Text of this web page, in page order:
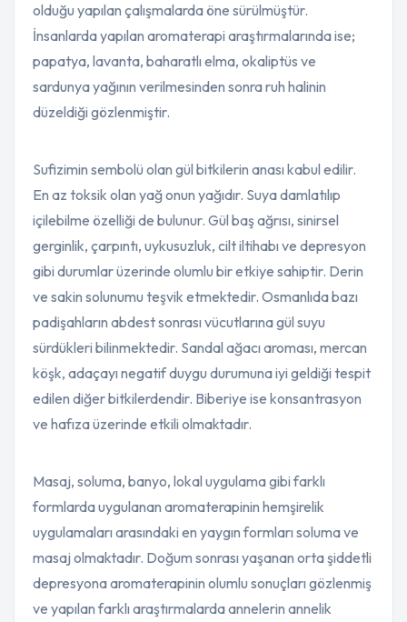
olduğu yapılan çalışmalarda öne sürülmüştür.
İnsanlarda yapılan aromaterapi araştırmalarında ise;
papatya, lavanta, baharatlı elma, okaliptüs ve
sardunya yağının verilmesinden sonra ruh halinin
düzeldiği gözlenmiştir.
Sufizimin sembolü olan gül bitkilerin anası kabul edilir.
En az toksik olan yağ onun yağıdır. Suya damlatılıp
içilebilme özelliği de bulunur. Gül baş ağrısı, sinirsel
gerginlik, çarpıntı, uykusuzluk, cilt iltihabı ve depresyon
gibi durumlar üzerinde olumlu bir etkiye sahiptir. Derin
ve sakin solunumu teşvik etmektedir. Osmanlıda bazı
padişahların abdest sonrası vücutlarına gül suyu
sürdükleri bilinmektedir. Sandal ağacı aroması, mercan
köşk, adaçayı negatif duygu durumuna iyi geldiği tespit
edilen diğer bitkilerdendir. Biberiye ise konsantrasyon
ve hafıza üzerinde etkili olmaktadır.
Masaj, soluma, banyo, lokal uygulama gibi farklı
formlarda uygulanan aromaterapinin hemşirelik
uygulamaları arasındaki en yaygın formları soluma ve
masaj olmaktadır. Doğum sonrası yaşanan orta şiddetli
depresyona aromaterapinin olumlu sonuçları gözlenmiş
ve yapılan farklı araştırmalarda annelerin annelik